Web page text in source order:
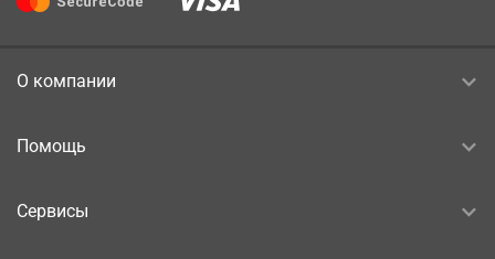
О компании
Помощь
Сервисы